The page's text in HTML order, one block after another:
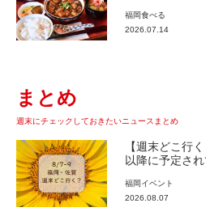
【まち歩き】
福岡食べる
2026.07.14
まとめ
週末にチェックしておきたいニュースまとめ
【週末どこ行
以降に予定さ
福岡 イベント
2026.08.07